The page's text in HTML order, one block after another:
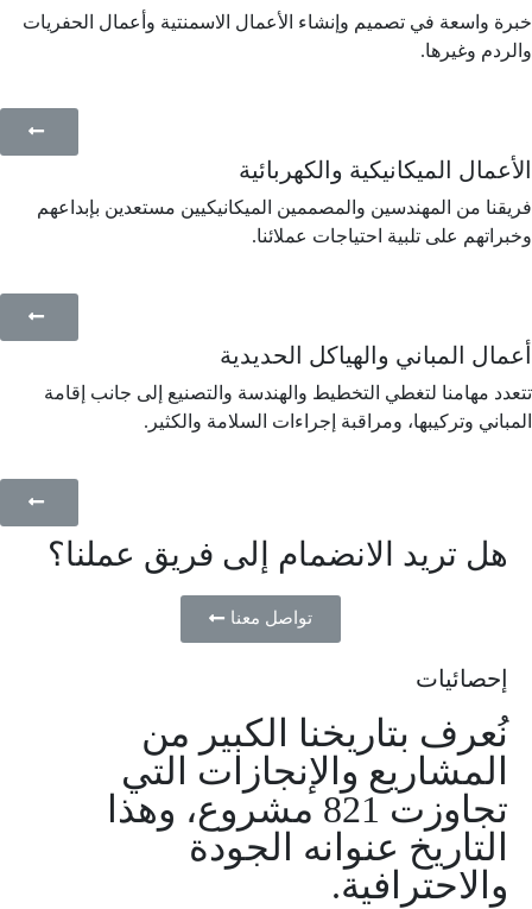
خبرة واسعة في تصمیم وإنشاء الأعمال الاسمنتية وأعمال الحفريات
والردم وغيرها.
الأعمال المیکانیکیة والكهربائية
فريقنا من المهندسین والمصممین المیکانیکیین مستعدين بإبداعهم
وخبراتهم على تلبیة احتیاجات عملائنا.
أعمال المباني والهیاکل الحدیدیة
تتعدد مهامنا لتغطي التخطیط والهندسة والتصنیع إلی جانب إقامة
المباني وترکیبها، ومراقبة إجراءات السلامة والكثير.
هل تريد الانضمام إلى فريق عملنا؟
تواصل معنا
إحصائيات
نُعرف بتاريخنا الكبير من
المشاريع والإنجازات التي
تجاوزت 821 مشروع، وهذا
التاريخ عنوانه الجودة
والاحترافية.